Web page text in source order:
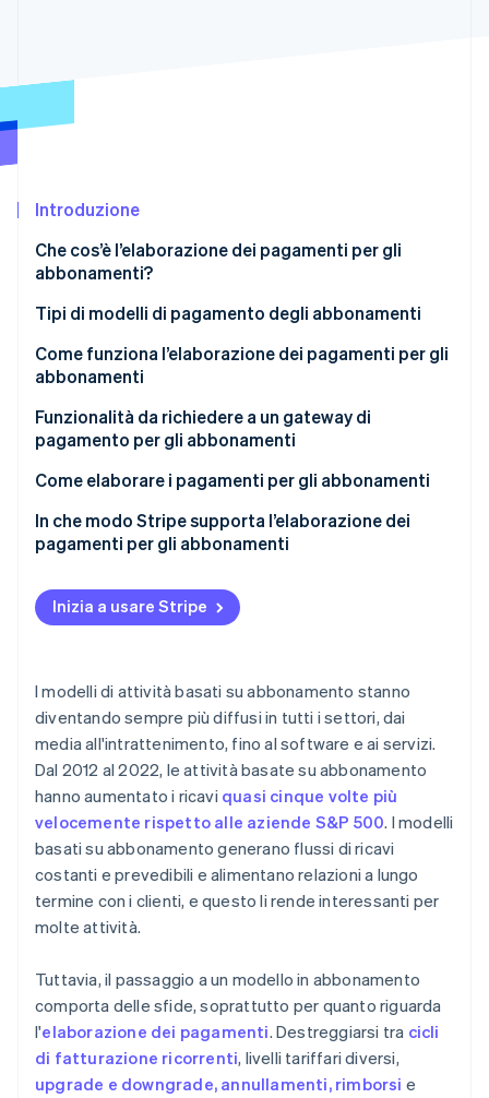
Costituzione di start-up
Identity
Stripe Sessions 2026
Scopri come Stripe sta costruendo l'infrastruttura
Introduzione
Che cos’è l’elaborazione dei pagamenti per gli
abbonamenti?
Tipi di modelli di pagamento degli abbonamenti
Come funziona l’elaborazione dei pagamenti per gli
abbonamenti
1. Il cliente si registra
2. La tokenizzazione crittografa le informazioni di
pagamento
3. Il sistema di gestione degli abbonamenti
memorizza i dettagli dell’abbonamento
4. Il gateway e l’elaboratore del pagamento
gestiscono la richiesta di pagamento
6. Il cliente viene informato dello stato del
pagamento
Funzionalità da richiedere a un gateway di
pagamento per gli abbonamenti
Come elaborare i pagamenti per gli abbonamenti
In che modo Stripe supporta l’elaborazione dei
pagamenti per gli abbonamenti
Inizia a usare Stripe
I modelli di attività basati su abbonamento stanno
diventando sempre più diffusi in tutti i settori, dai
media all'intrattenimento, fino al software e ai servizi.
Dal 2012 al 2022, le attività basate su abbonamento
hanno aumentato i ricavi quasi cinque volte più
velocemente rispetto alle aziende S&P 500. I modelli
basati su abbonamento generano flussi di ricavi
costanti e prevedibili e alimentano relazioni a lungo
termine con i clienti, e questo li rende interessanti per
molte attività.
Tuttavia, il passaggio a un modello in abbonamento
comporta delle sfide, soprattutto per quanto riguarda
l'elaborazione dei pagamenti. Destreggiarsi tra cicli
di fatturazione ricorrenti, livelli tariffari diversi,
upgrade e downgrade, annullamenti, rimborsi e